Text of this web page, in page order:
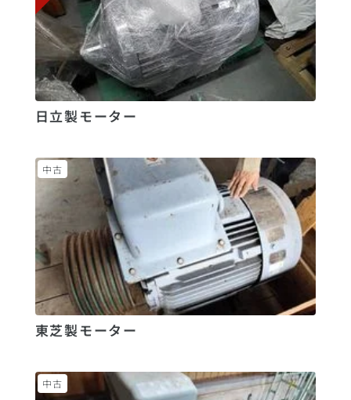
日立製モーター
東芝製モーター
中古
中古